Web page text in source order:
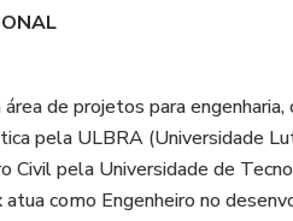
de projetos para engenharia,
pela ULBRA (Universidade
pela Universidade de
como Engenheiro no